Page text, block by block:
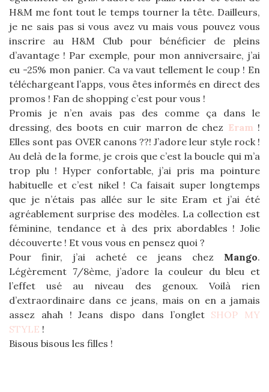
H&M me font tout le temps tourner la tête. Dailleurs,
je ne sais pas si vous avez vu mais vous pouvez vous
inscrire au H&M Club pour bénéficier de pleins
d’avantage ! Par exemple, pour mon anniversaire, j’ai
eu -25% mon panier. Ca va vaut tellement le coup ! En
téléchargeant l’apps, vous êtes informés en direct des
promos ! Fan de shopping c’est pour vous !
Promis je n’en avais pas des comme ça dans le
dressing, des boots en cuir marron de chez Eram !
Elles sont pas OVER canons ??! J’adore leur style rock !
Au delà de la forme, je crois que c’est la boucle qui m’a
trop plu ! Hyper confortable, j’ai pris ma pointure
habituelle et c’est nikel ! Ca faisait super longtemps
que je n’étais pas allée sur le site Eram et j’ai été
agréablement surprise des modèles. La collection est
féminine, tendance et à des prix abordables ! Jolie
découverte ! Et vous vous en pensez quoi ?
Pour finir, j’ai acheté ce jeans chez Mango.
Légèrement 7/8ème, j’adore la couleur du bleu et
l’effet usé au niveau des genoux. Voilà rien
d’extraordinaire dans ce jeans, mais on en a jamais
assez ahah ! Jeans dispo dans l’onglet SHOP MY
STYLE !
Bisous bisous les filles !